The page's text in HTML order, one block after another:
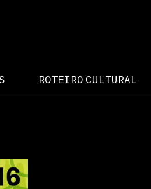
ROTEIRO CULTURAL